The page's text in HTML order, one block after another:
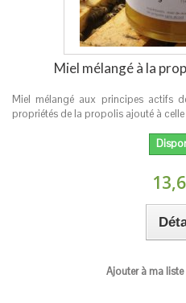
Miel mélangé à la
Miel mélangé aux principes actifs
propriétés de la propolis ajouté à celle
Ajouter à ma